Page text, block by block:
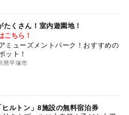
くさん！室内遊園地！
こちら！
ミューズメントパーク！おすすめの
ット！
県平塚市
ルトン」8施設の無料宿泊券